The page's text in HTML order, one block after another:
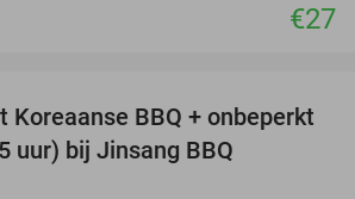
€27
21%
Koreaanse BBQ + onbeperkt
uur) bij Jinsang BBQ